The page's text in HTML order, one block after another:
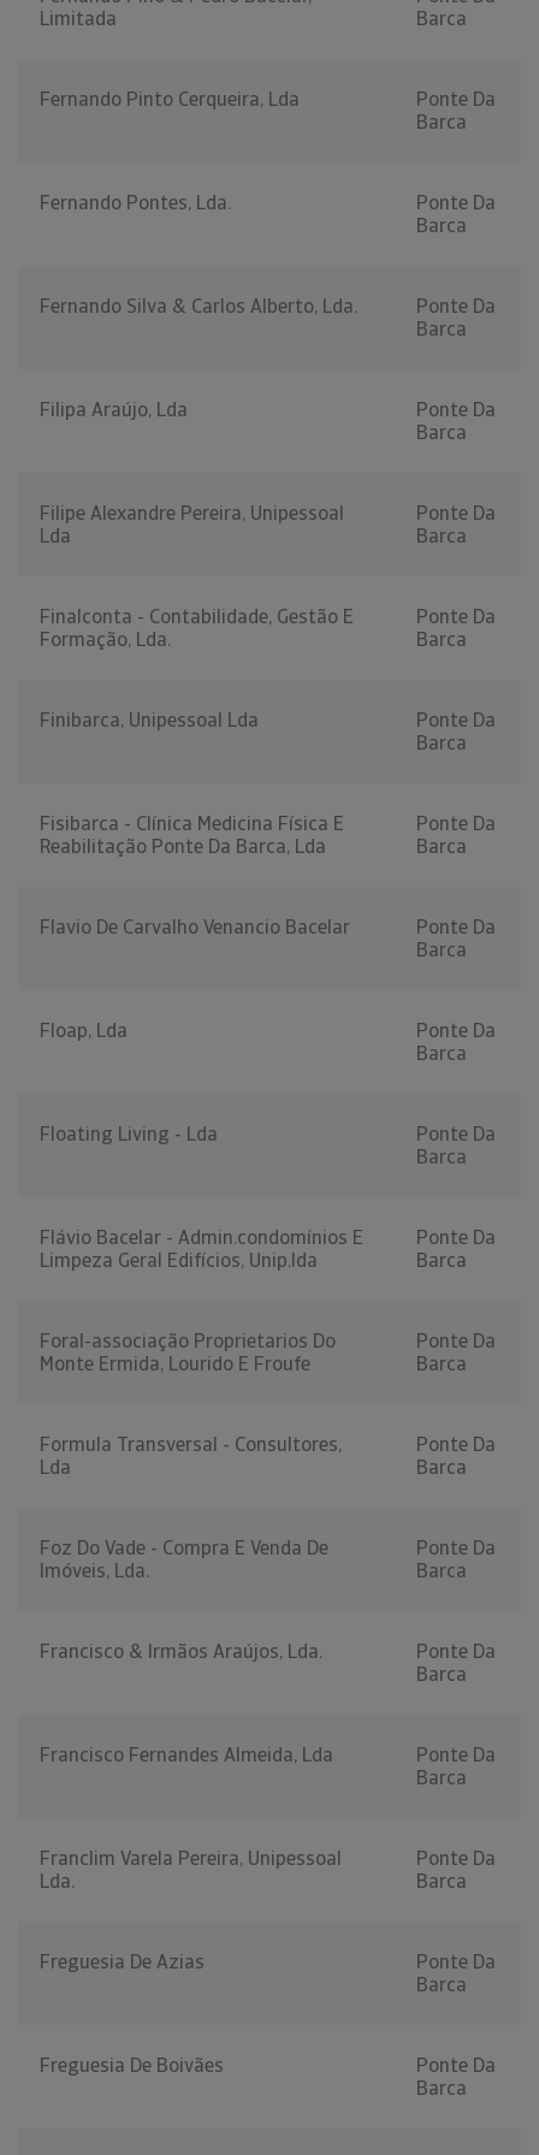
Limitada
Barca
Fernando Pinto Cerqueira, Lda
Ponte Da
Barca
Fernando Pontes, Lda.
Ponte Da
Barca
Fernando Silva & Carlos Alberto, Lda.
Ponte Da
Barca
Filipa Araújo, Lda
Ponte Da
Barca
Filipe Alexandre Pereira, Unipessoal
Lda
Ponte Da
Barca
Finalconta - Contabilidade, Gestão E
Formação, Lda.
Ponte Da
Barca
Finibarca, Unipessoal Lda
Ponte Da
Barca
Fisibarca - Clínica Medicina Física E
Reabilitação Ponte Da Barca, Lda
Ponte Da
Barca
Flavio De Carvalho Venancio Bacelar
Ponte Da
Barca
Floap, Lda
Ponte Da
Barca
Floating Living - Lda
Ponte Da
Barca
Flávio Bacelar - Admin.condomínios E
Limpeza Geral Edifícios, Unip.lda
Ponte Da
Barca
Foral-associação Proprietarios Do
Monte Ermida, Lourido E Froufe
Ponte Da
Barca
Formula Transversal - Consultores,
Lda
Ponte Da
Barca
Foz Do Vade - Compra E Venda De
Imóveis, Lda.
Ponte Da
Barca
Francisco & Irmãos Araújos, Lda.
Ponte Da
Barca
Francisco Fernandes Almeida, Lda
Ponte Da
Barca
Franclim Varela Pereira, Unipessoal
Lda.
Ponte Da
Barca
Freguesia De Azias
Ponte Da
Barca
Freguesia De Boivães
Ponte Da
Barca